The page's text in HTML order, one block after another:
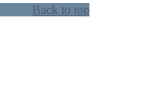
Back to top